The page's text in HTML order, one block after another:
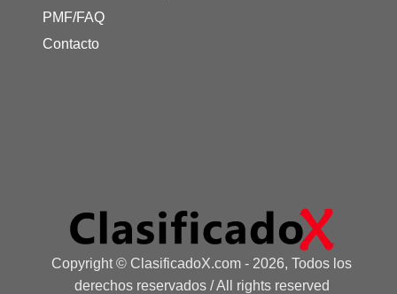
PMF/FAQ
Contacto
Copyright © ClasificadoX.com - 2026, Todos los
derechos reservados / All rights reserved